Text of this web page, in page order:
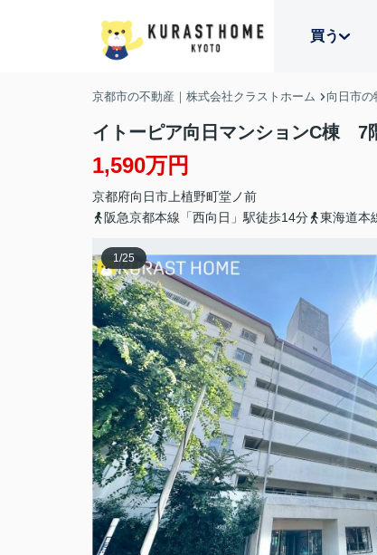
買う
京都市の不動産｜株式会社クラストホーム 向日市の
イトーピア向日マンションC棟 7
1,590万円
京都府向日市 上植野町堂ノ前
阪急京都本線「西向日」駅徒歩14分
東海道本
1/25